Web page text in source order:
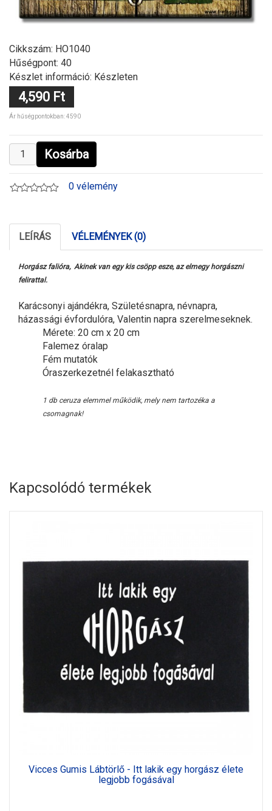
Cikkszám: HO1040
Hűségpont: 40
Készlet információ: Készleten
4,590 Ft
Ár hűségpontokban: 4590
Kosárba
0 vélemény
LEÍRÁS VÉLEMÉNYEK (0)
Horgász falióra, Akinek van egy kis csöpp esze, az elmegy horgászni
felirattal.
Karácsonyi ajándékra, Születésnapra, névnapra,
házassági évfordulóra, Valentin napra szerelmeseknek.
Mérete: 20 cm x 20 cm
Falemez óralap
Fém mutatók
Óraszerkezetnél felakasztható
1 db ceruza elemmel működik, mely nem tartozéka a
csomagnak!
Kapcsolódó termékek
Vicces Gumis Lábtörlő - Itt lakik egy horgász élete
legjobb fogásával